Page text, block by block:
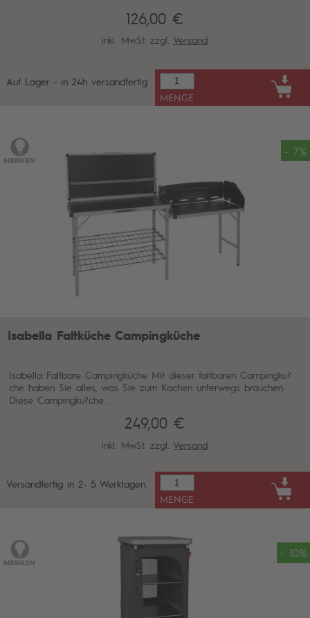
126,00 €
inkl. MwSt. zzgl. Versand
Auf Lager - in 24h versandfertig
MENGE
- 7%
Isabella Faltküche Campingküche
Isabella Faltbare Campingküche Mit dieser faltbaren Campingku?
che haben Sie alles, was Sie zum Kochen unterwegs brauchen.
Diese Campingku?che...
249,00 €
inkl. MwSt. zzgl. Versand
Versandfertig in 2- 5 Werktagen.
MENGE
- 10%